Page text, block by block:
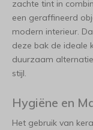
zachte tint in
een geraffineerd
modern interieur.
deze bak de ideale
duurzaam
stijl.
Hygiëne en
Het gebruik van